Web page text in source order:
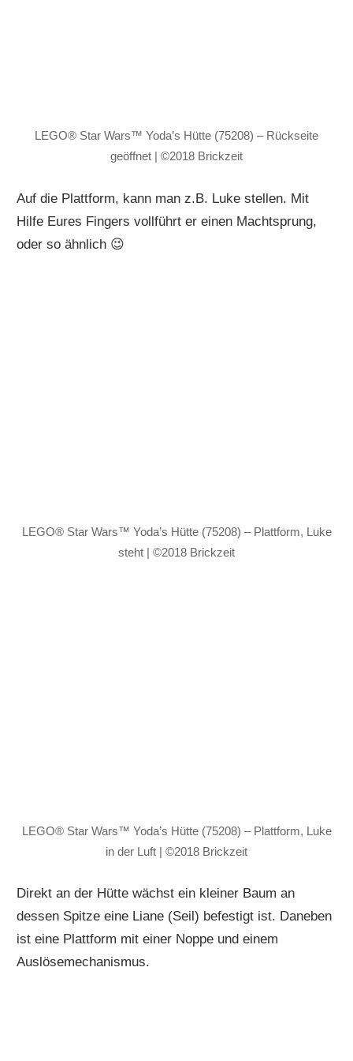
LEGO® Star Wars™ Yoda’s Hütte (75208) – Rückseite
geöffnet | ©2018 Brickzeit
Auf die Plattform, kann man z.B. Luke stellen. Mit
Hilfe Eures Fingers vollführt er einen Machtsprung,
oder so ähnlich 😉
LEGO® Star Wars™ Yoda’s Hütte (75208) – Plattform, Luke
steht | ©2018 Brickzeit
LEGO® Star Wars™ Yoda’s Hütte (75208) – Plattform, Luke
in der Luft | ©2018 Brickzeit
Direkt an der Hütte wächst ein kleiner Baum an
dessen Spitze eine Liane (Seil) befestigt ist. Daneben
ist eine Plattform mit einer Noppe und einem
Auslösemechanismus.